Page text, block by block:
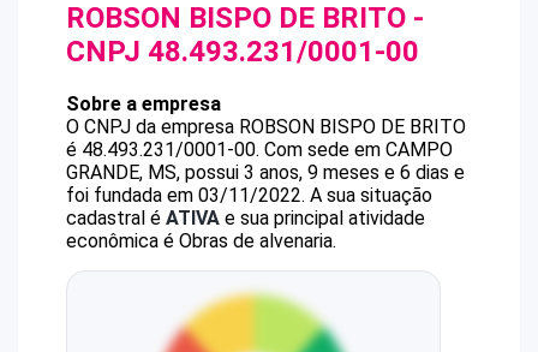
ROBSON BISPO DE BRITO -
CNPJ 48.493.231/0001-00
Sobre a empresa
O CNPJ da empresa ROBSON BISPO DE BRITO
é 48.493.231/0001-00. Com sede em CAMPO
GRANDE, MS, possui 3 anos, 9 meses e 6 dias e
foi fundada em 03/11/2022. A sua situação
cadastral é ATIVA e sua principal atividade
econômica é Obras de alvenaria.